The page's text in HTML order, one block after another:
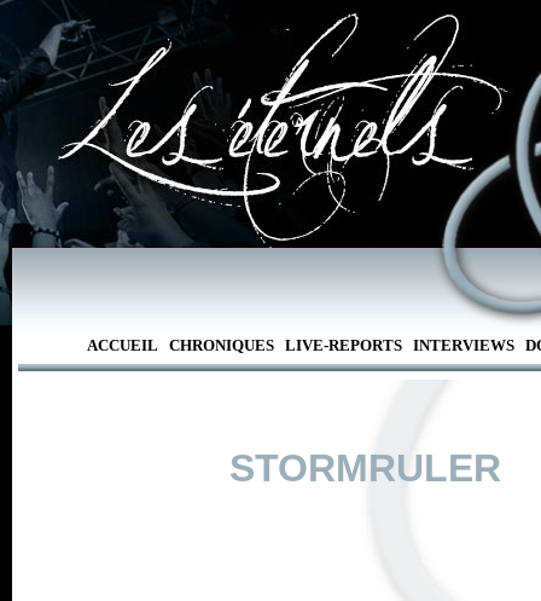
ACCUEIL CHRONIQUES LIVE-REPORTS INTERVIEWS
STORMRULER